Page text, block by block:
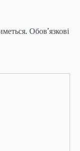
Обов’язкові